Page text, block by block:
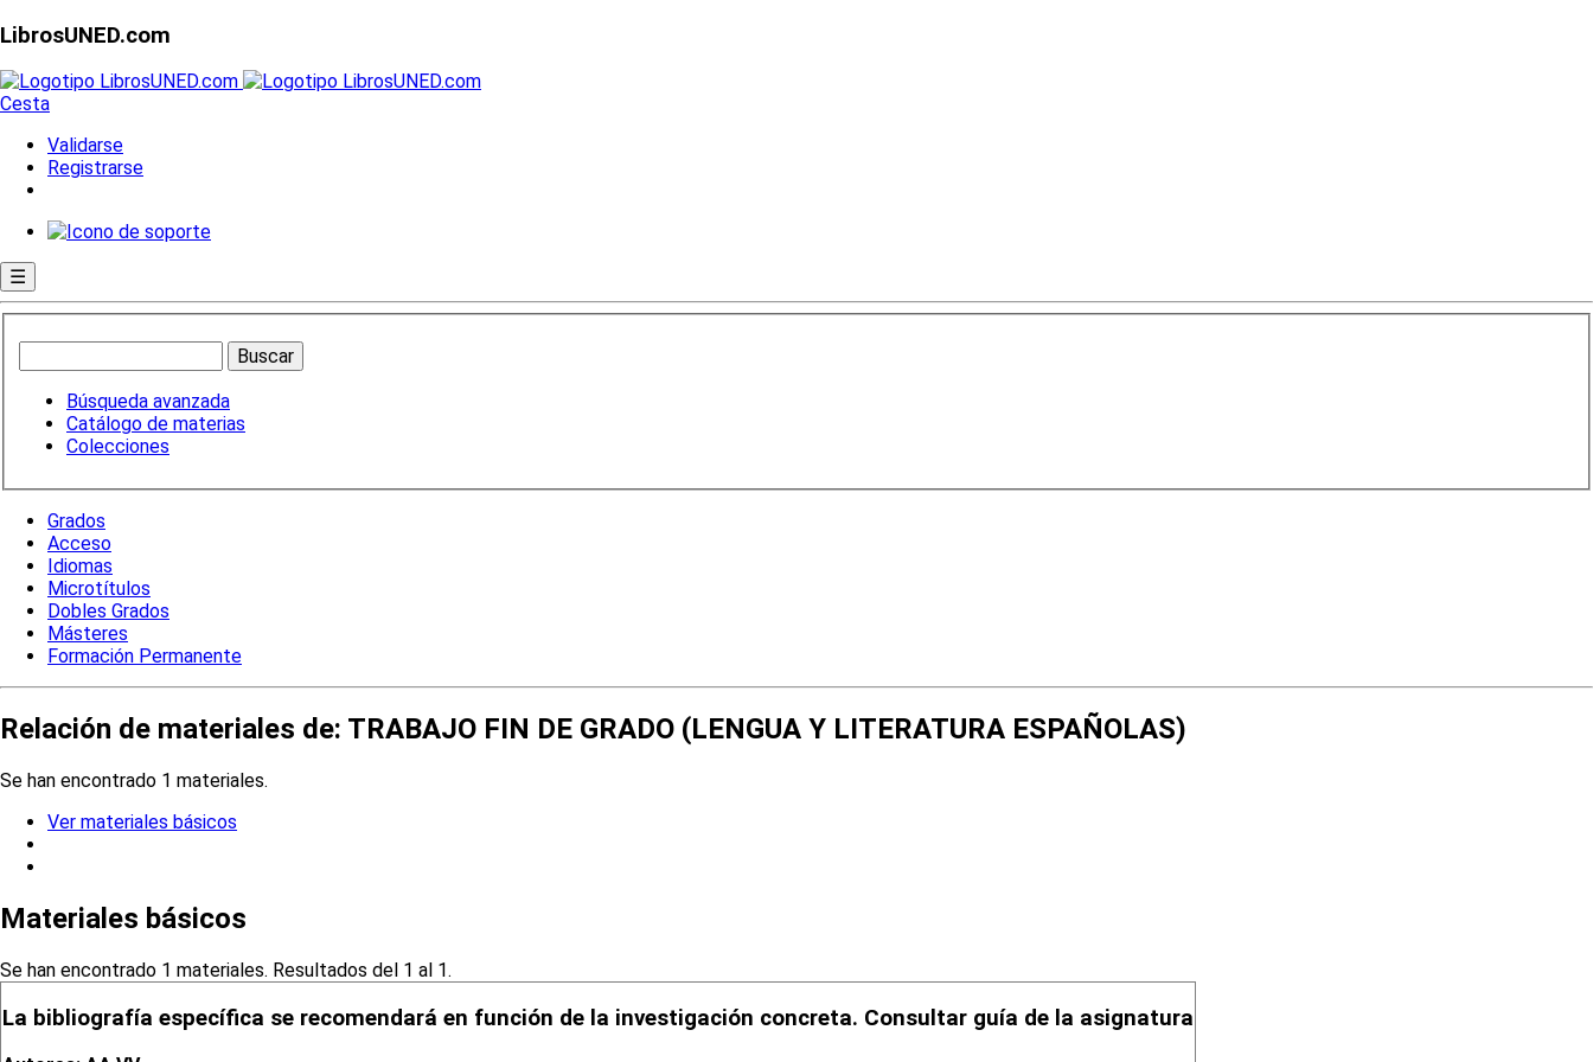
LibrosUNED.com
Cesta
Validarse
Registrarse
☰
Búsqueda avanzada
Catálogo de materias
Colecciones
Grados
Acceso
Idiomas
Microtítulos
Dobles Grados
Másteres
Formación Permanente
Relación de materiales de: TRABAJO FIN DE GRADO (LENGUA Y LITERATURA ESPAÑOLAS)
Se han encontrado 1 materiales.
Ver materiales básicos
Materiales básicos
Se han encontrado 1 materiales. Resultados del 1 al 1.
La bibliografía específica se recomendará en función de la investigación concreta. Consultar guía de la asignatura